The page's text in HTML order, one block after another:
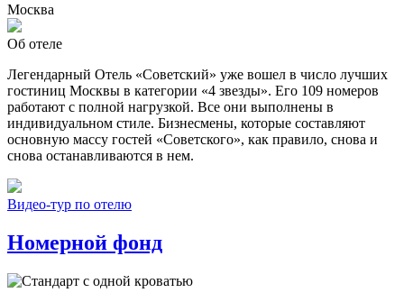
Москва
Об отеле
Легендарный Отель «Советский» уже вошел в число лучших
гостиниц Москвы в категории «4 звезды». Его 109 номеров
работают с полной нагрузкой. Все они выполнены в
индивидуальном стиле. Бизнесмены, которые составляют
основную массу гостей «Советского», как правило, снова и
снова останавливаются в нем.
Видео-тур по отелю
Номерной фонд